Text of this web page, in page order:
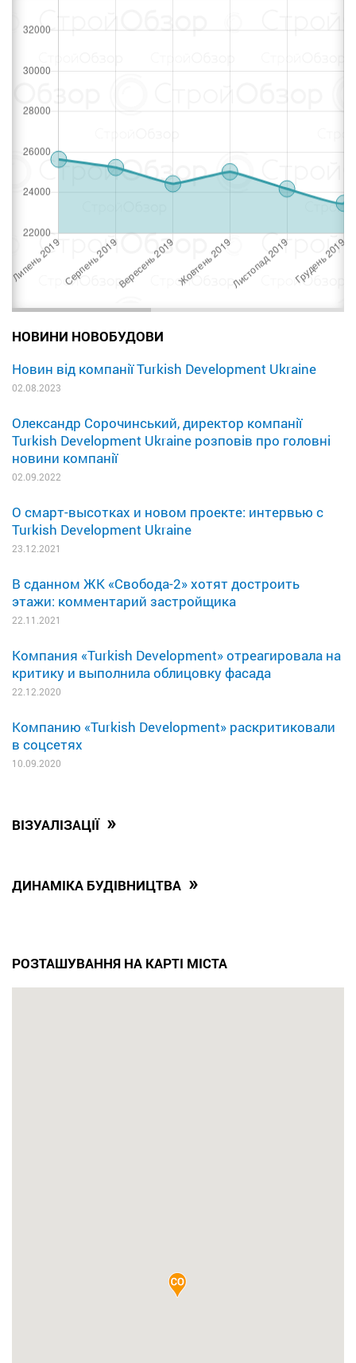
НОВИНИ НОВОБУДОВИ
Новин від компанії Turkish Development Ukraine
02.08.2023
Олександр Сорочинський, директор компанії
Turkish Development Ukraine розповів про головні
новини компанії
02.09.2022
О смарт-высотках и новом проекте: интервью с
Turkish Development Ukraine
23.12.2021
В сданном ЖК «Свобода-2» хотят достроить
этажи: комментарий застройщика
22.11.2021
Компания «Turkish Development» отреагировала на
критику и выполнила облицовку фасада
22.12.2020
Компанию «Turkish Development» раскритиковали
в соцсетях
10.09.2020
ВІЗУАЛІЗАЦІЇ »
ДИНАМІКА БУДІВНИЦТВА »
РОЗТАШУВАННЯ НА КАРТІ МІСТА